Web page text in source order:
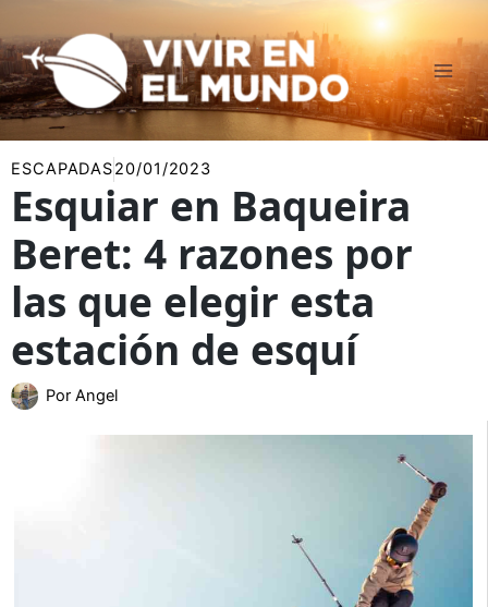
al
contenido
ESCAPADAS20/01/2023
Esquiar en Baqueira
Beret: 4 razones por
las que elegir esta
estación de esquí
Por Angel